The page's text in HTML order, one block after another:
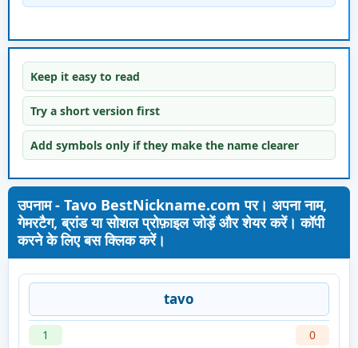
Keep it easy to read
Try a short version first
Add symbols only if they make the name clearer
उपनाम - Tavo BestNickname.com पर। अपना नाम,
गेमरटैग, ब्रांड या सोशल प्रोफ़ाइल जोड़ें और शेयर करें। कॉपी
करने के लिए बस क्लिक करें।
tavo
1 0